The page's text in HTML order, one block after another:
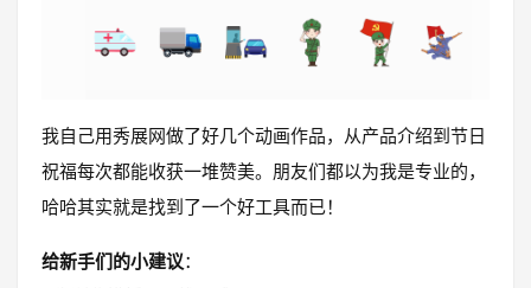
我自己用秀展网做了好几个动画作品，从产品介绍到节日
祝福每次都能收获一堆赞美。朋友们都以为我是专业的，
哈哈其实就是找到了一个好工具而已！
给新手们的小建议：